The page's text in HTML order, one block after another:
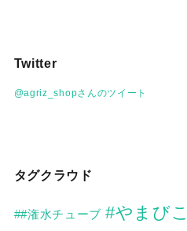
イ
Twitter
@agriz_shopさんのツイート
タグクラウド
##潅水チューブ #やまびこ